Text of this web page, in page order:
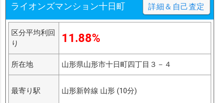
ライオンズマンション十日町 詳細＆自己査定
区分平均利回
り
11.88%
所在地 山形県山形市十日町四丁目３－４
最寄り駅 山形新幹線 山形 (10分)